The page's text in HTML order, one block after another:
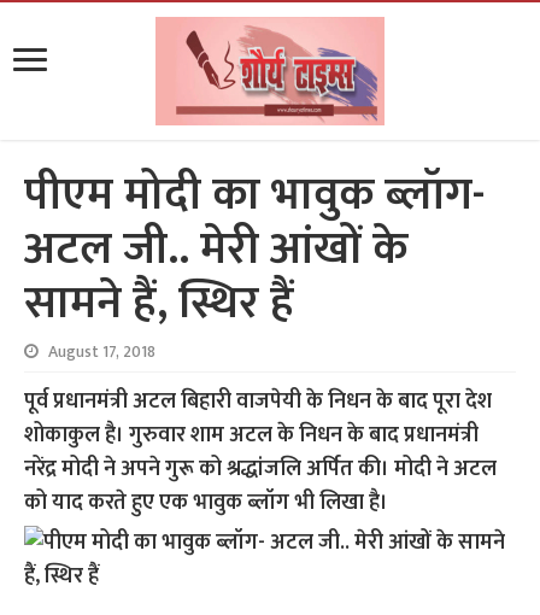
पीएम मोदी का भावुक ब्लॉग-
अटल जी.. मेरी आंखों के
सामने हैं, स्थिर हैं
August 17, 2018
पूर्व प्रधानमंत्री अटल बिहारी वाजपेयी के निधन के बाद पूरा देश
शोकाकुल है। गुरुवार शाम अटल के निधन के बाद प्रधानमंत्री
नरेंद्र मोदी ने अपने गुरू को श्रद्धांजलि अर्पित की। मोदी ने अटल
को याद करते हुए एक भावुक ब्लॉग भी लिखा है।